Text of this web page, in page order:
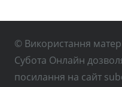
© Використання
Субота Онлайн
посилання на сайт